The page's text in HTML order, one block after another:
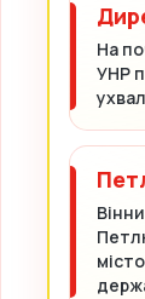
На
УНР